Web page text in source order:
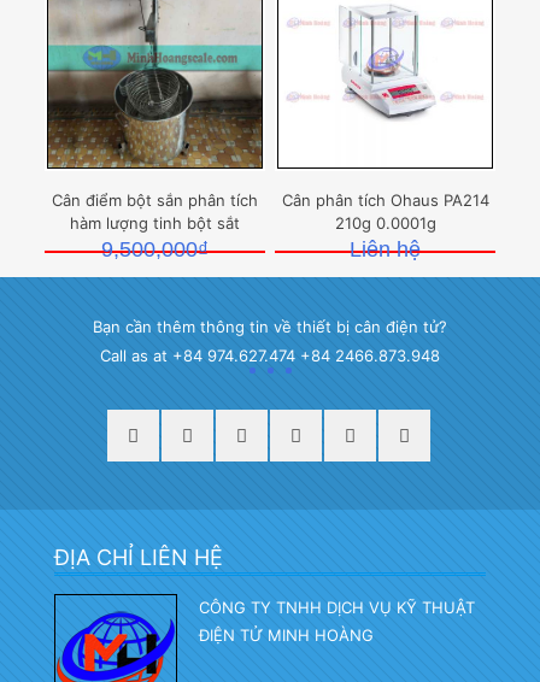
Cân điểm bột sắn phân tích
hàm lượng tinh bột sắt
9,500,000₫
Cân phân tích Ohaus PA214
210g 0.0001g
Liên hệ
Bạn cần thêm thông tin về thiết bị cân điện tử?
Call as at +84 974.627.474 +84 2466.873.948
ĐỊA CHỈ LIÊN HỆ
CÔNG TY TNHH DỊCH VỤ KỸ THUẬT
ĐIỆN TỬ MINH HOÀNG